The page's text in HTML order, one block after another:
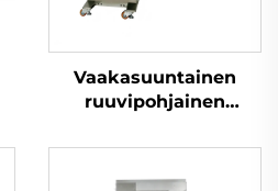
Vaakasuuntainen
ruuvipohjainen